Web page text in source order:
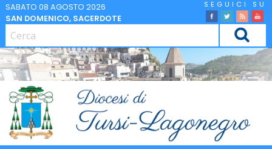
Skip
to
content
SABATO 08 AGOSTO 2026
SAN DOMENICO, SACERDOTE
facebook
Twitter
Feed
CERCA